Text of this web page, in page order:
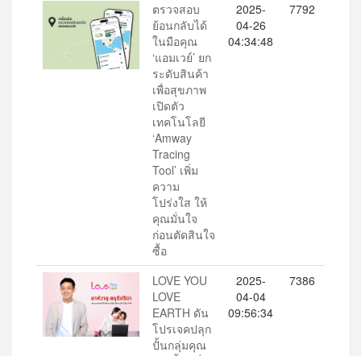
ตรวจสอบ
ย้อนกลับได้
ในมือคุณ
‘แอมเวย์’ ยก
ระดับสินค้า
เพื่อสุขภาพ
เปิดตัว
เทคโนโลยี
‘Amway
Tracing
Tool’ เพิ่ม
ความ
โปร่งใส ให้
คุณมั่นใจ
ก่อนตัดสินใจ
ซื้อ
2025-
04-26
04:34:48
7792
LOVE YOU
LOVE
EARTH ดัน
โปรเจคปลุก
ปั้นกลุ่มคุณ
2025-
04-04
09:56:34
7386